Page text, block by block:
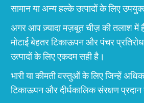
सामान या अन्य हल्के उत्पादों के लिए
अगर आप ज़्यादा मज़बूत चीज़ की तलाश में
मोटाई बेहतर टिकाऊपन और पंचर
उत्पादों के लिए एकदम सही है।
भारी या कीमती वस्तुओं के लिए जिन्हें
टिकाऊपन और दीर्घकालिक संरक्षण